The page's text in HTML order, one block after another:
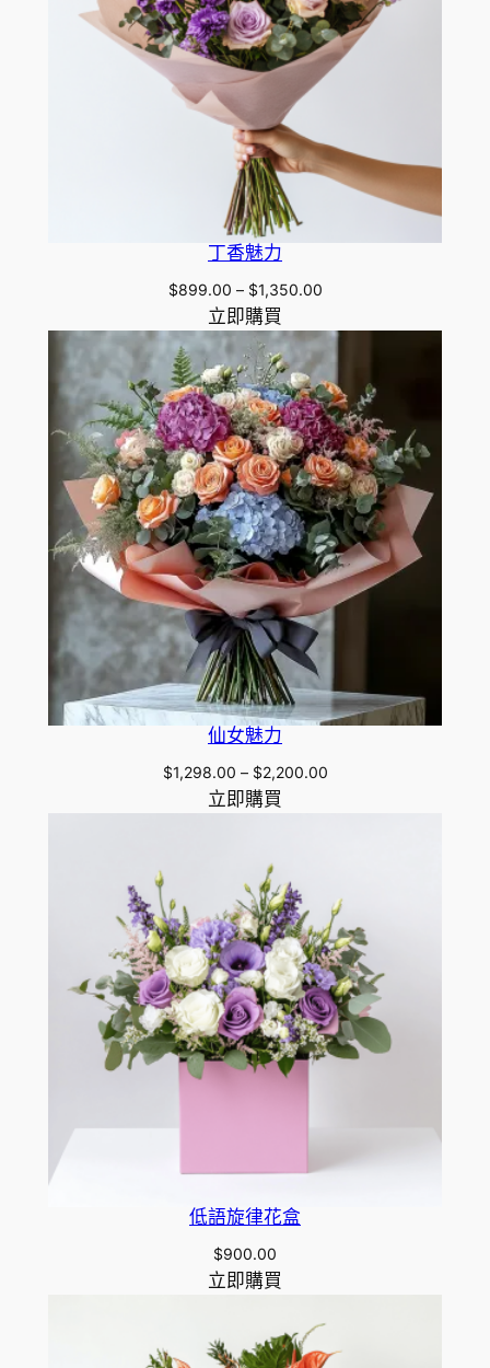
丁香魅力
$899.00 – $1,350.00Price
$899.00
through
$1,350.00
立即購買
仙女魅力
$1,298.00 – $2,200.00Price
立即購買
低語旋律花盒
$900.00
立即購買